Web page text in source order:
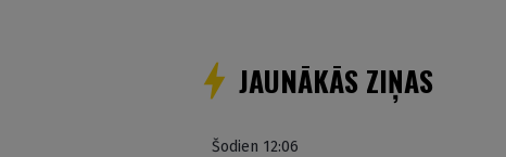
JAUNĀKĀS ZIŅAS
Šodien 12:06